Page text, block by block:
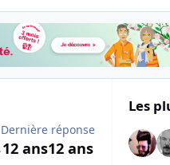
Dernière réponse
12 ans12 ans
Les